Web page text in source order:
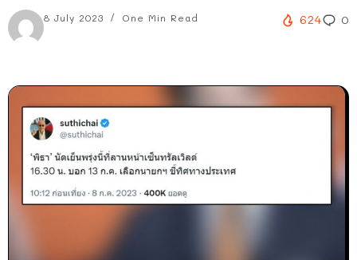
8 July 2023 One Min Read 624 0